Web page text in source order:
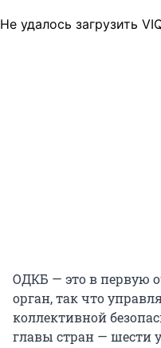
Не удалось загрузить
ОДКБ — это в первую
орган, так что
коллективной
главы стран — шести